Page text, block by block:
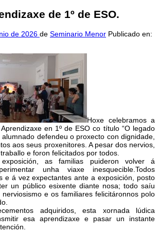
de 1º de ESO.
de 2026 de Seminario Menor Publicado en:
Hoxe celebramos a
en 1º de ESO co título “O legado
alumnado defendeu o proxecto con dignidade,
aos seus proxenitores. A pesar dos nervios,
e foron felicitados por todos.
as familias puideron volver á
unha viaxe inesquecible.Todos
e á vez expectantes ante a exposición, posto
un público esixente diante nosa; todo saíu
e os familiares felicitáronnos polo
adquiridos, esta xornada lúdica
esa aprendizaxe e pasar un instante